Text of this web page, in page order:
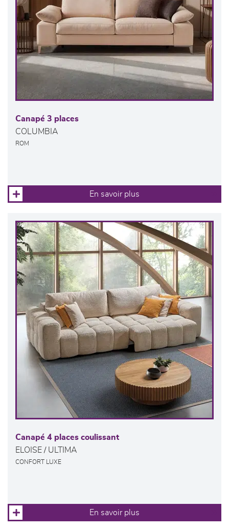
Canapé 3 places
COLUMBIA
ROM
En savoir plus
Canapé 4 places coulissant
ELOISE / ULTIMA
CONFORT LUXE
En savoir plus